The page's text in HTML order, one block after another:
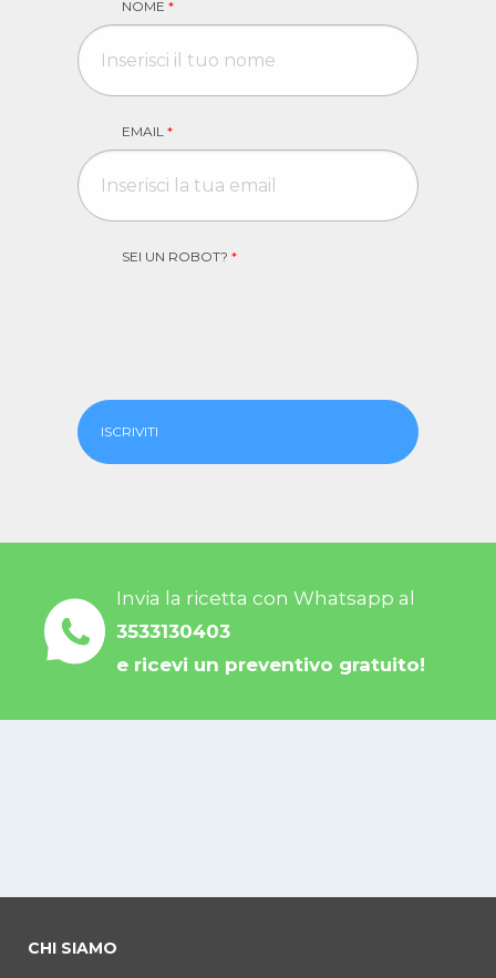
NOME *
EMAIL *
SEI UN ROBOT? *
ISCRIVITI
Invia la ricetta con Whatsapp al
3533130403
e ricevi un preventivo gratuito!
CHI SIAMO